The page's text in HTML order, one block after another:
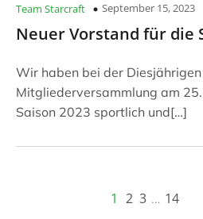
Team Starcraft September 15, 2023
Neuer Vorstand für die
Wir haben bei der Diesjährigen
Mitgliederversammlung am
Saison 2023 sportlich und[…]
1 2 3 … 14